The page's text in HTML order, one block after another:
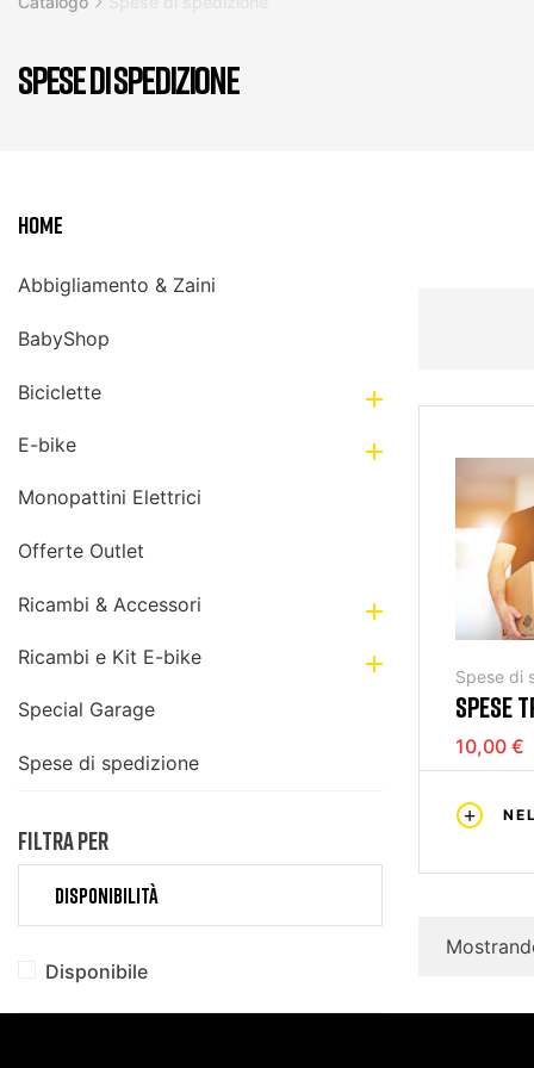
SPESE DI SPEDIZIONE
Home
Abbigliamento & Zaini
BabyShop
Biciclette 
E-bike 
Monopattini Elettrici
Offerte Outlet
Ricambi & Accessori 
Ricambi e Kit E-bike 
Special Garage
Spese di spedizione
FILTRA PER
DISPONIBILITÀ
Disponibile
Spese di
SPESE
RESO
10,00 €